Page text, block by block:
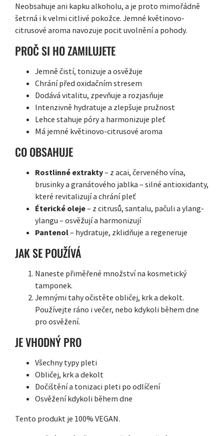
Neobsahuje ani kapku alkoholu, a je proto mimořádně
šetrná i k velmi citlivé pokožce. Jemné květinovo-
citrusové aroma navozuje pocit uvolnění a pohody.
PROČ SI HO ZAMILUJETE
Jemně čistí, tonizuje a osvěžuje
Chrání před oxidačním stresem
Dodává vitalitu, zpevňuje a rozjasňuje
Intenzivně hydratuje a zlepšuje pružnost
Lehce stahuje póry a harmonizuje pleť
Má jemné květinovo-citrusové aroma
CO OBSAHUJE
Rostlinné extrakty– z acai, červeného vína,
brusinky a granátového jablka – silné antioxidanty,
které revitalizují a chrání pleť
Éterické oleje– z citrusů, santalu, pačuli a ylang-
ylangu – osvěžují a harmonizují
Pantenol– hydratuje, zklidňuje a regeneruje
JAK SE POUŽÍVÁ
Naneste přiměřené množství na kosmetický
tamponek.
Jemnými tahy očistěte obličej, krk a dekolt.
Používejte ráno i večer, nebo kdykoli během dne
pro osvěžení.
JE VHODNÝ PRO
Všechny typy pleti
Obličej, krk a dekolt
Dočištění a tonizaci pleti po odlíčení
Osvěžení kdykoli během dne
Tento produkt je 100% VEGAN.